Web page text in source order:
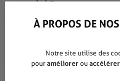
Qui sommes-nous ?
Rapports annuels
À PROPOS DE NOS
Notre site utilise des
pouraméliorerou accélérer